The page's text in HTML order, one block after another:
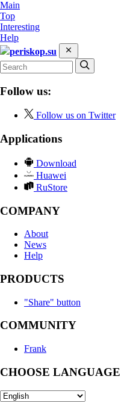
Main
Top
Interesting
Help
periskop.su
Follow us:
Follow us on Twitter
Applications
Download
Huawei
RuStore
COMPANY
About
News
Help
PRODUCTS
"Share" button
COMMUNITY
Frank
CHOOSE LANGUAGE